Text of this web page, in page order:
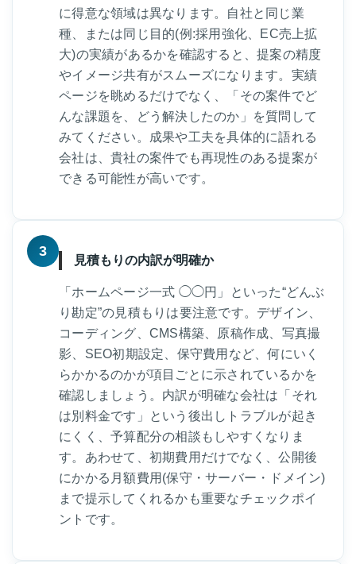
に得意な領域は異なります。自社と同じ業
種、または同じ目的(例:採用強化、EC売上拡
大)の実績があるかを確認すると、提案の精度
やイメージ共有がスムーズになります。実績
ページを眺めるだけでなく、「その案件でど
んな課題を、どう解決したのか」を質問して
みてください。成果や工夫を具体的に語れる
会社は、貴社の案件でも再現性のある提案が
できる可能性が高いです。
3
見積もりの内訳が明確か
「ホームページ一式 ◯◯円」といった“どんぶ
り勘定”の見積もりは要注意です。デザイン、
コーディング、CMS構築、原稿作成、写真撮
影、SEO初期設定、保守費用など、何にいく
らかかるのかが項目ごとに示されているかを
確認しましょう。内訳が明確な会社は「それ
は別料金です」という後出しトラブルが起き
にくく、予算配分の相談もしやすくなりま
す。あわせて、初期費用だけでなく、公開後
にかかる月額費用(保守・サーバー・ドメイン)
まで提示してくれるかも重要なチェックポイ
ントです。